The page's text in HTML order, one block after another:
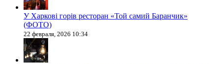
У Харкові горів ресторан «Той самий Баранчик»
(ФОТО)
22 февраля, 2026 10:34